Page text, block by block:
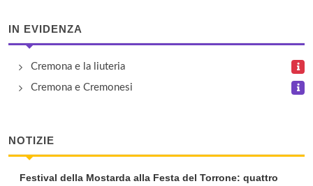
IN EVIDENZA
Cremona e la liuteria
Cremona e Cremonesi
NOTIZIE
Festival della Mostarda alla Festa del Torrone: quattro